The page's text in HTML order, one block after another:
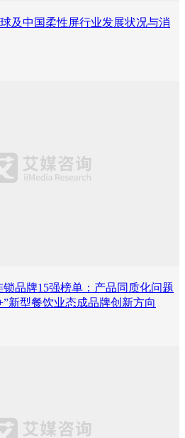
及中国柔性屏行业发展状况与消
锁品牌15强榜单：产品同质化问题
新型餐饮业态成品牌创新方向